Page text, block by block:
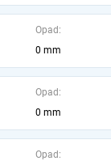
Opad:
0 mm
Opad:
0 mm
Opad: